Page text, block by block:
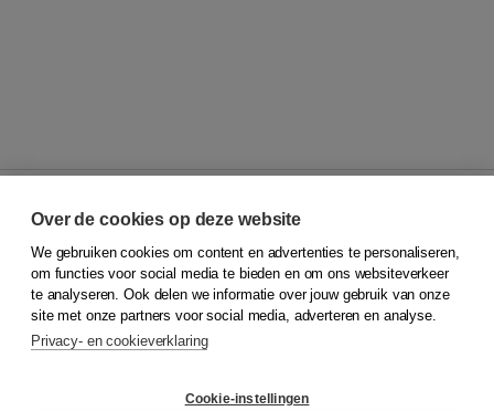
© 2026Koninklijke Boom uitgevers
Klantenservice
Service & informatie
Contact
Over de cookies op deze website
We gebruiken cookies om content en advertenties te personaliseren,
om functies voor social media te bieden en om ons websiteverkeer
te analyseren. Ook delen we informatie over jouw gebruik van onze
site met onze partners voor social media, adverteren en analyse.
Privacy- en cookieverklaring
Cookie-instellingen